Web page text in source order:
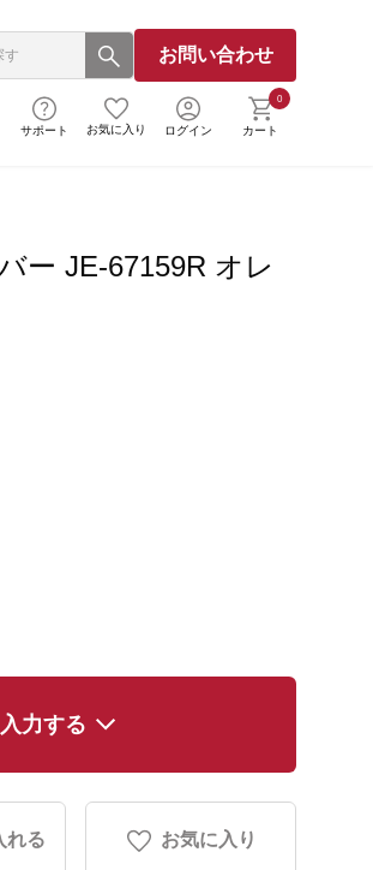
お問い合わせ
サポート お気に入り ログイン
0
カート
ー JE-67159R オレ
力する
れる お気に入り